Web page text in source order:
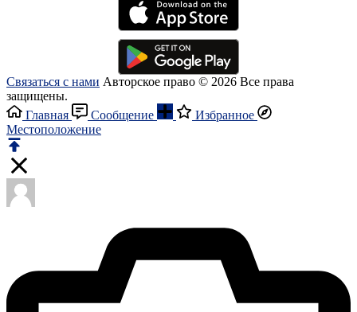
Связаться с нами Авторское право © 2026 Все права
защищены.
Главная
Сообщение
Избранное
Местоположение